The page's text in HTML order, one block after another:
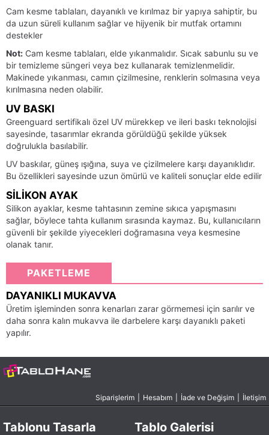
Cam kesme tablaları, dayanıklı ve kırılmaz bir yapıya sahiptir, bu
da uzun süreli kullanım sağlar ve hijyenik bir mutfak ortamını
destekler
Not: Cam kesme tablaları, elde yıkanmalıdır. Sıcak sabunlu su ve
bir temizleme süngeri veya bez kullanarak temizlenmelidir.
Makinede yıkanması, camın çizilmesine, renklerin solmasına veya
kırılmasına neden olabilir.
UV BASKI
Greenguard sertifikalı özel UV mürekkep ve ileri baskı teknolojisi
sayesinde, tasarımlar ekranda görüldüğü şekilde yüksek
doğrulukla basılabilir.
UV baskılar, güneş ışığına, suya ve çizilmelere karşı dayanıklıdır.
Bu özellikleri sayesinde uzun ömürlü ve kaliteli sonuçlar elde edilir
SILIKON AYAK
Silikon ayaklar, kesme tahtasının zemine sıkıca yapışmasını
sağlar, böylece tahta kullanım sırasında kaymaz. Bu, kullanıcıların
güvenli bir şekilde yiyecekleri doğramasına veya kesmesine
olanak tanır.
PAKETLEME
DAYANIKLI MUKAVVA
Üretim işleminden sonra kenarları zarar görmemesi için sarılır ve
daha sonra kalın mukavva ile darbelere karşı dayanıklı paketi
yapılır.
Siparişlerim Hesabım İade ve Değişim İletişim
Tablonu Tasarla Tablo Galerisi